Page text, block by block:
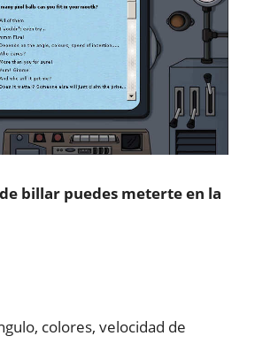
billar puedes meterte en la
colores, velocidad de